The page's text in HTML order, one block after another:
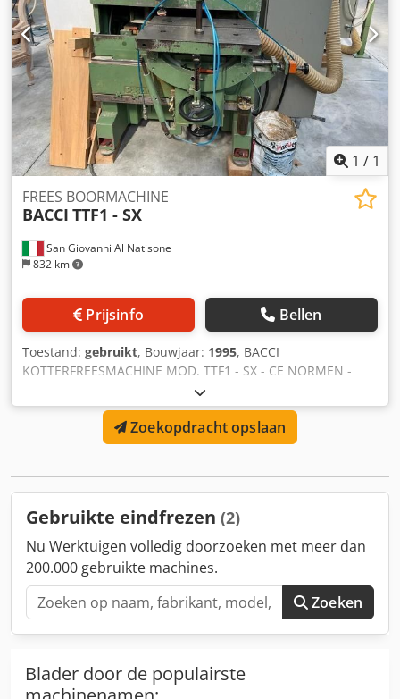
1 / 1
San Giovanni Al Natisone
832 km
FREES BOORMACHINE
BACCI TTF1 - SX
Prijsinfo Bellen
Toestand: gebruikt, Bouwjaar: 1995, BACCI
KOTTERFREESMACHINE MOD. TTF1 - SX - CE NORMEN -
GEBRUIKT - Volt. 380/50 - Matr. 333 Dsdpfx Aemxfhmjblokr
- Jaar 1995
Zoekopdracht opslaan
Gebruikte eindfrezen (2)
Nu Werktuigen volledig doorzoeken met meer dan
200.000 gebruikte machines.
Zoeken
Blader door de populairste